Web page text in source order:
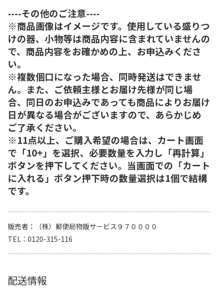
----その他のご注意----
※商品画像はイメージです。使用している盛りつ
けの器、小物等は商品内容に含まれていませんの
で、商品内容をお確かめの上、お申込みくださ
い。
※複数個口になった場合、同時発送はできませ
ん。また、ご依頼主様とお届け先様が同じ場
合、同日のお申込みであっても商品によりお届け
日が異なる場合がございますので、あらかじめ
ご了承ください。
※11点以上、ご購入希望の場合は、カート画面
で「10+」を選択、必要数量を入力し「再計算」
ボタンを押下してください。当画面での「カート
に入れる」ボタン押下時の数量選択は1個で結構
です。
販売者
（株）郵便局物販サービス９７００００
TEL
0120-315-116
配送情報